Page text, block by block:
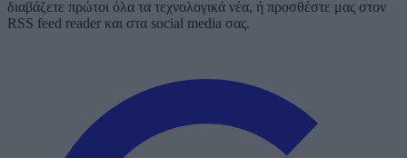
διαβάζετε πρώτοι όλα τα τεχνολογικά νέα, ή προσθέστε μας στον
RSS feed reader και στα social media σας.